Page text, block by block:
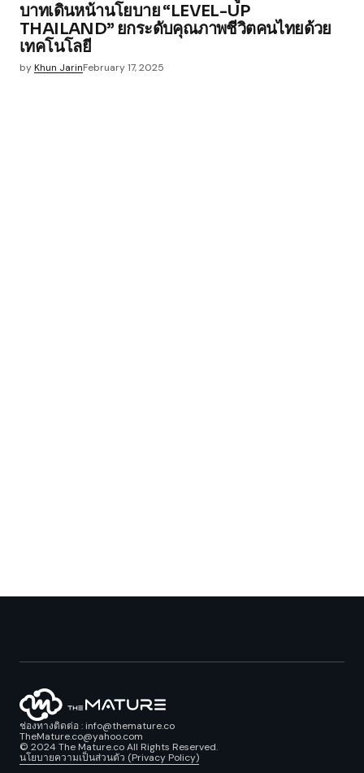
บาทเดินหน้านโยบาย “LEVEL-UP
THAILAND” ยกระดับคุณภาพชีวิตคนไทยด้วย
เทคโนโลยี
byKhun JarinFebruary 17, 2025
ช่องทางติดต่อ : info@themature.co
TheMature.co@yahoo.com
© 2024 The Mature.co All Rights Reserved.
นโยบายความเป็นส่วนตัว (Privacy Policy)